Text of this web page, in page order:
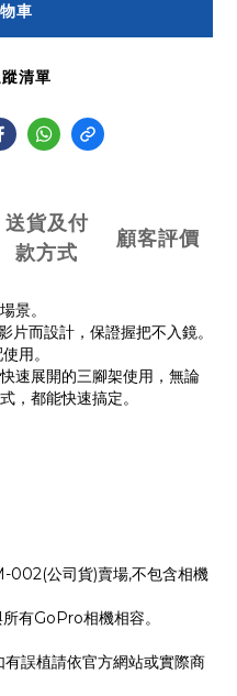
車
清單
送貨及付
款方式
顧客評價
景。
而設計，保證握把不入鏡。
用。
速展開的三腳架使用，無論
，都能快速搞定。
002(公司貨)賣場,不包含相機
有GoPro相機相容。
誤植請依官方網站或實際商